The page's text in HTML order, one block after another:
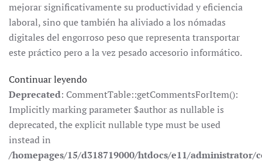
mejorar significativamente su productividad y eficiencia
laboral, sino que también ha aliviado a los nómadas
digitales del engorroso peso que representa transportar
este práctico pero a la vez pesado accesorio informático.
Continuar leyendo
Deprecated: CommentTable::getCommentsForItem():
Implicitly marking parameter $author as nullable is
deprecated, the explicit nullable type must be used
instead in
/homepages/15/d318719000/htdocs/e11/